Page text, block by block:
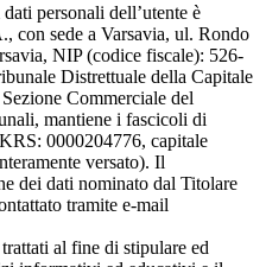
personali dell’utente è
sede a Varsavia, ul. Rondo
NIP (codice fiscale): 526-
Distrettuale della Capitale
Commerciale del
mantiene i fascicoli di
0000204776, capitale
versato). Il
dei dati nominato dal Titolare
tramite e-mail
al fine di stipulare ed